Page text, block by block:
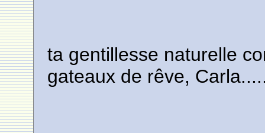
ta gentillesse naturelle
gateaux de rêve,